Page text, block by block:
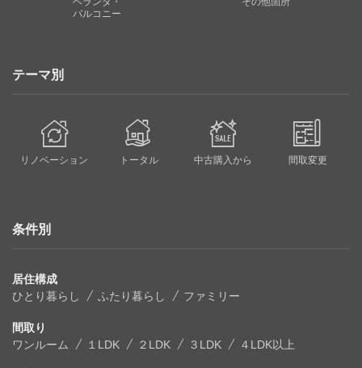
バルコニー
テーマ別
リノベーション トータル 中古購入から 間取変更
条件別
居住構成
ひとり暮らし
ふたり暮らし ファミリー
間取り
ワンルーム
１LDK ２LDK ３LDK ４LDK以上